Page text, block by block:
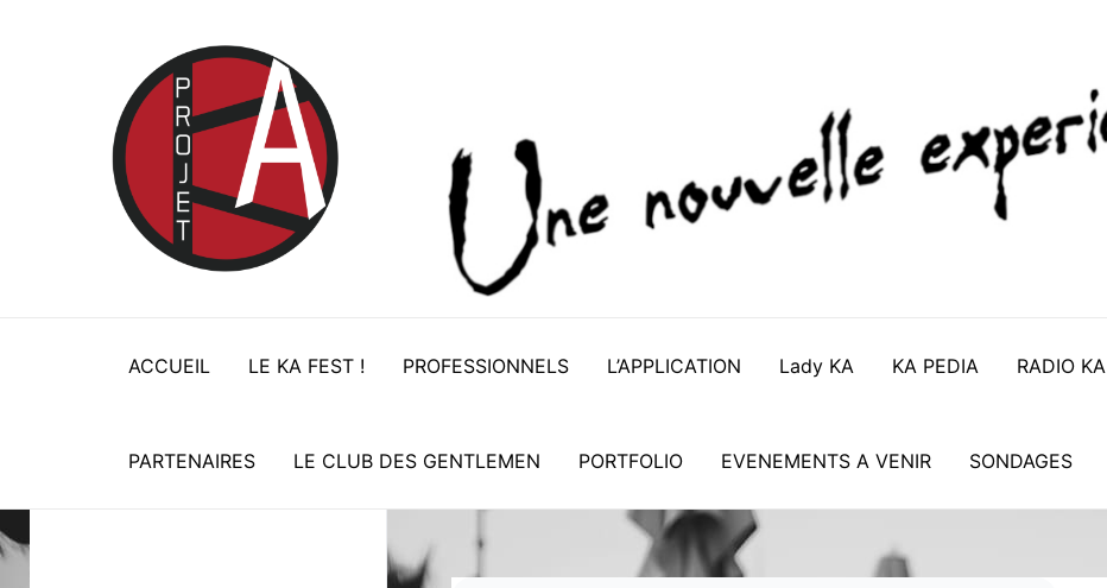
ACCUEIL LE KA FEST ! PROFESSIONNELS L’APPLICATION Lady KA KA PEDIA RADIO KA
PARTENAIRES LE CLUB DES GENTLEMEN PORTFOLIO EVENEMENTS A VENIR SONDAGES